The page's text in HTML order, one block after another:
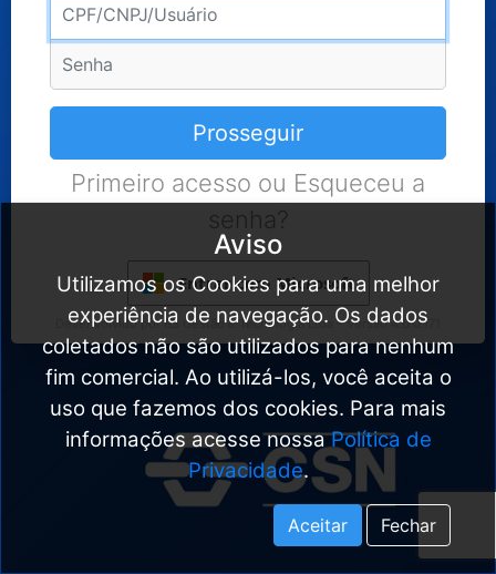
Aviso
Utilizamos os Cookies para uma melhor
experiência de navegação. Os dados
coletados não são utilizados para nenhum
fim comercial. Ao utilizá-los, você aceita o
uso que fazemos dos cookies. Para mais
informações acesse nossaPolítica de
Privacidade.
Aceitar Fechar
Prosseguir
Primeiro acesso ou Esqueceu a
senha?
Entrar com Microsoft
Desenvolvido por B3 Gestão e Tecnologia Ltda – Versão 4.0.0.171